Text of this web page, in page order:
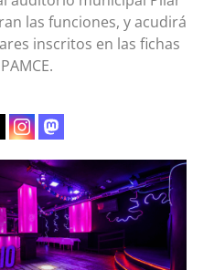
las funciones, y acudirá
inscritos en las fichas